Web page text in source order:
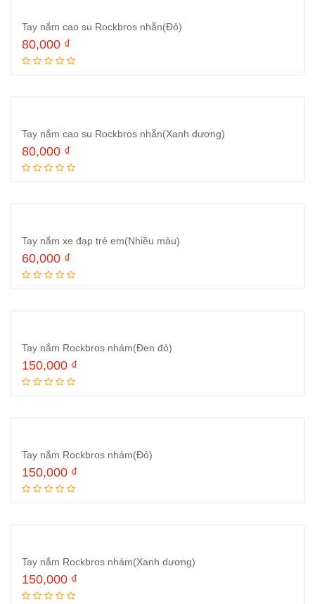
Tay nắm cao su Rockbros nhẵn(Đỏ)
80,000 ₫
Tay nắm cao su Rockbros nhẵn(Xanh dương)
80,000 ₫
Tay nắm xe đạp trẻ em(Nhiều màu)
60,000 ₫
Tay nắm Rockbros nhám(Đen đỏ)
150,000 ₫
Tay nắm Rockbros nhám(Đỏ)
150,000 ₫
Tay nắm Rockbros nhám(Xanh dương)
150,000 ₫